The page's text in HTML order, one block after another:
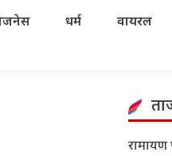
धर्म वायरल
रामायण